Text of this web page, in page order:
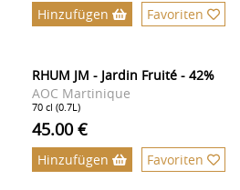
Hinzufügen Favoriten
RHUM JM - Jardin Fruité - 42%
AOC Martinique
70 cl (0.7L)
45.00 €
Hinzufügen Favoriten